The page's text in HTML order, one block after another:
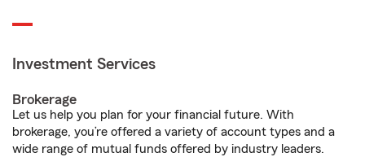
Investment Services
Brokerage
Let us help you plan for your financial future. With
brokerage, you’re offered a variety of account types and a
wide range of mutual funds offered by industry leaders.